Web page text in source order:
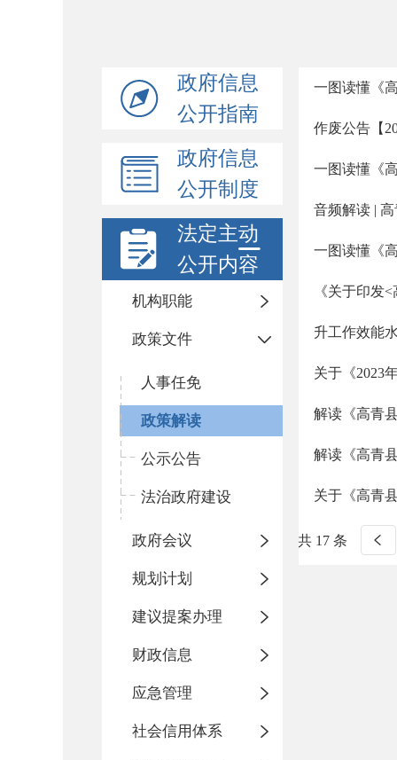
政府信息
公开指南
政府信息
公开制度
法定主动
公开内容
机构职能
政策文件
人事任免
政策解读
公示公告
法治政府建设
政府会议
规划计划
建议提案办理
财政信息
应急管理
社会信用体系
一图读懂《
作废公告【
一图读懂《
音频解读 |
一图读懂《
《关于印发
升工作效能
关于《2023
解读《高青
解读《高青
关于《高青
共 17 条